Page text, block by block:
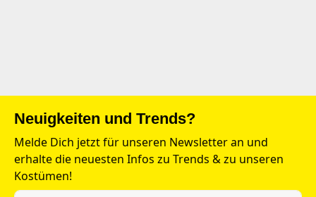
Neuigkeiten und Trends?
Melde Dich jetzt für unseren Newsletter an und
erhalte die neuesten Infos zu Trends & zu unseren
Kostümen!